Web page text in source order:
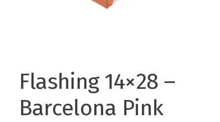
Flashing 14×28 –
Barcelona Pink